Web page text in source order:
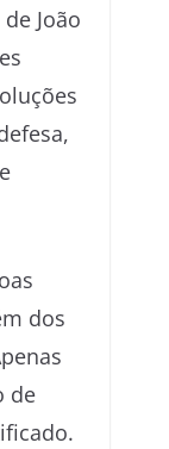
João
dos
de